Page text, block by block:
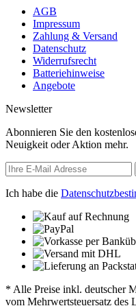
AGB
Impressum
Zahlung & Versand
Datenschutz
Widerrufsrecht
Batteriehinweise
Angebote
Newsletter
Abonnieren Sie den
Neuigkeit oder Aktion mehr.
Ich habe die
* Alle Preise inkl. deutscher
vom Mehrwertsteuersatz des